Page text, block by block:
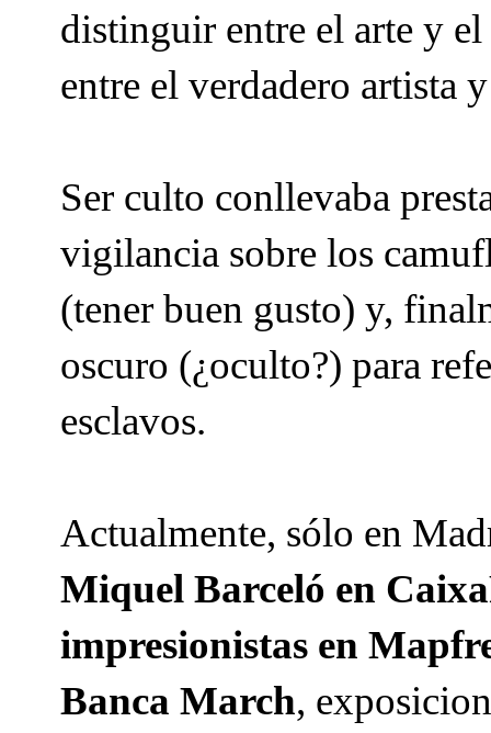
distinguir entre el arte y
entre el verdadero artista
Ser culto conllevaba
vigilancia sobre los
(tener buen gusto) y,
oscuro (¿oculto?) para
esclavos.
Actualmente, sólo en
Miquel Barceló en
impresionistas en
Banca March,